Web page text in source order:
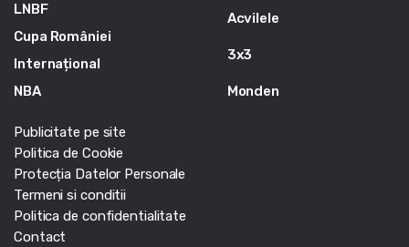
LNBF
Cupa României
Internațional
NBA
Acvilele
3x3
Monden
Publicitate pe site
Politica de Cookie
Protecția Datelor Personale
Termeni si conditii
Politica de confidentialitate
Contact